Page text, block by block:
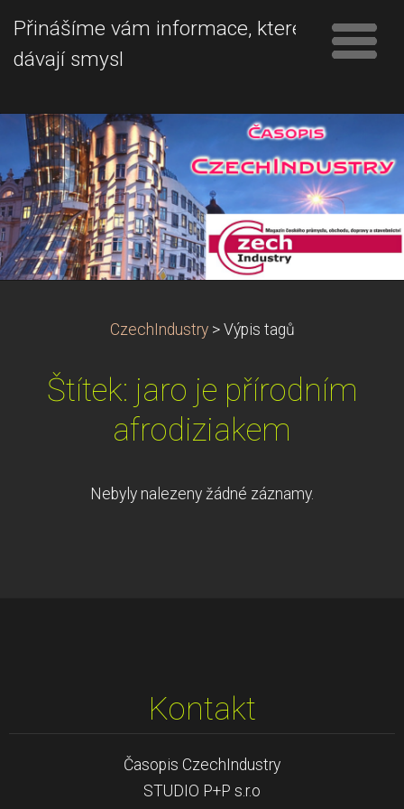
Přinášíme vám informace, které
dávají smysl
CzechIndustry > Výpis tagů
Štítek: jaro je přírodním
afrodiziakem
Nebyly nalezeny žádné záznamy.
Kontakt
Časopis CzechIndustry
STUDIO P+P s.r.o